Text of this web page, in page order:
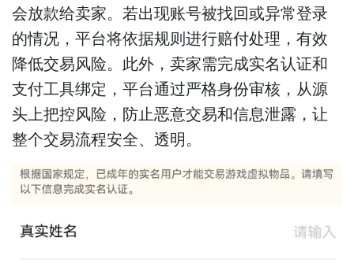
会放款给卖家。若出现账号被找回或异常登录
的情况，平台将依据规则进行赔付处理，有效
降低交易风险。此外，卖家需完成实名认证和
支付工具绑定，平台通过严格身份审核，从源
头上把控风险，防止恶意交易和信息泄露，让
整个交易流程安全、透明。